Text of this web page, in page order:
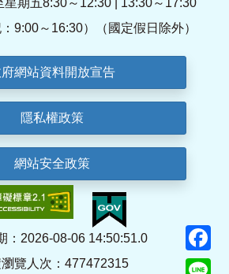
星期五8:30～12:30 | 13:30～17:30
：9:00～16:30）（國定假日除外）
網站資料開放宣告
隱私權政策
網站安全政策
：2026-08-06 14:50:51.0
瀏覽人次：477472315